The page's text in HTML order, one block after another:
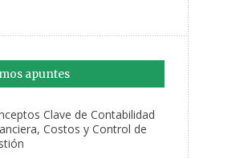
apuntes
Clave de Contabilidad
Costos y Control de